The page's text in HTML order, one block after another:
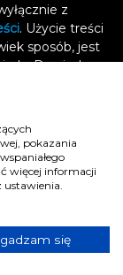
z
. Użycie treści
sposób, jest
Dowiedz
i grozi
pokazania
więcej informacji
się